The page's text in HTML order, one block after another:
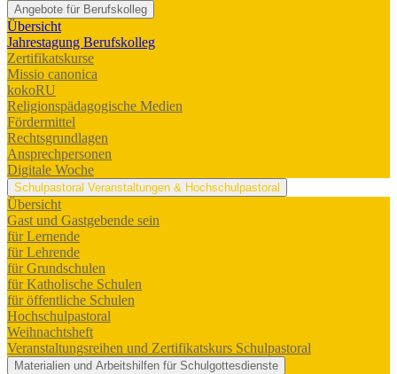
Angebote für Berufskolleg
Übersicht
Jahrestagung Berufskolleg
Zertifikatskurse
Missio canonica
kokoRU
Religionspädagogische Medien
Fördermittel
Rechtsgrundlagen
Ansprechpersonen
Digitale Woche
Schulpastoral Veranstaltungen & Hochschulpastoral
Übersicht
Gast und Gastgebende sein
für Lernende
für Lehrende
für Grundschulen
für Katholische Schulen
für öffentliche Schulen
Hochschulpastoral
Weihnachtsheft
Veranstaltungsreihen und Zertifikatskurs Schulpastoral
Materialien und Arbeitshilfen für Schulgottesdienste